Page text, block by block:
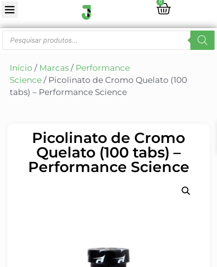
0
Início / Marcas / Performance
Science / Picolinato de Cromo Quelato (100
tabs) – Performance Science
Picolinato de Cromo
Quelato (100 tabs) –
Performance Science